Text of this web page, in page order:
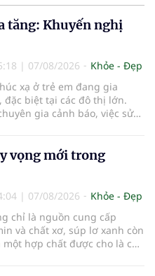
tăng: Khuyến nghị
| 07/08/2026
Khỏe - Đẹp
xạ ở trẻ em đang gia
đặc biệt tại các đô thị lớn.
gia cảnh báo, việc sử
học tập chưa đạt chuẩn
khiến tình trạng cận thị ngày
đình, nhà trường và ngành
để bảo vệ đôi mắt của thế hệ
lai.
vọng mới trong
| 07/08/2026
Khỏe - Đẹp
chỉ là nguồn cung cấp
và chất xơ, súp lơ xanh còn
một hợp chất được cho là có